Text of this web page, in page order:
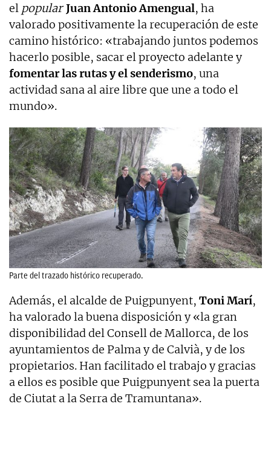
el popular Juan Antonio Amengual, ha
valorado positivamente la recuperación de este
camino histórico: «trabajando juntos podemos
hacerlo posible, sacar el proyecto adelante y
fomentar las rutas y el senderismo, una
actividad sana al aire libre que une a todo el
mundo».
Parte del trazado histórico recuperado.
Además, el alcalde de Puigpunyent, Toni Marí,
ha valorado la buena disposición y «la gran
disponibilidad del Consell de Mallorca, de los
ayuntamientos de Palma y de Calvià, y de los
propietarios. Han facilitado el trabajo y gracias
a ellos es posible que Puigpunyent sea la puerta
de Ciutat a la Serra de Tramuntana».